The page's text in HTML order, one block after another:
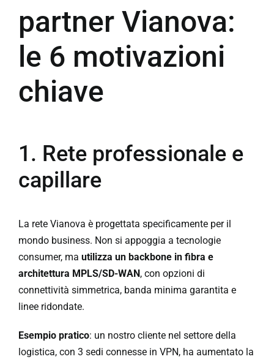
partner Vianova:
le 6 motivazioni
chiave
1. Rete professionale e
capillare
La rete Vianova è progettata specificamente per il
mondo business. Non si appoggia a tecnologie
consumer, ma utilizza un backbone in fibra e
architettura MPLS/SD-WAN , con opzioni di
connettività simmetrica, banda minima garantita e
linee ridondate.
Esempio pratico: un nostro cliente nel settore della
logistica, con 3 sedi connesse in VPN, ha aumentato la